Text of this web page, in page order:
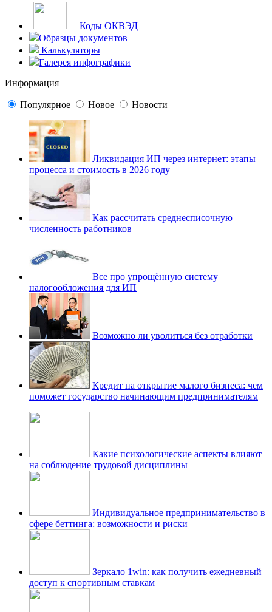
Коды ОКВЭД
Образцы документов
Калькуляторы
Галерея инфографики
Информация
Популярное Новое Новости
Ликвидация ИП через интернет: этапы
процесса и стоимость в 2026 году
Как рассчитать среднесписочную
численность работников
Все про упрощённую систему
налогообложения для ИП
Возможно ли уволиться без отработки
Кредит на открытие малого бизнеса: чем
поможет государство начинающим предпринимателям
Какие психологические аспекты влияют
на соблюдение трудовой дисциплины
Индивидуальное предпринимательство в
сфере беттинга: возможности и риски
Зеркало 1win: как получить ежедневный
доступ к спортивным ставкам